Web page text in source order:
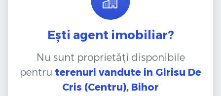
Ești agent imobiliar?
Nu sunt proprietăți disponibile
pentru terenuri vandute in Girisu De
Cris (Centru), Bihor